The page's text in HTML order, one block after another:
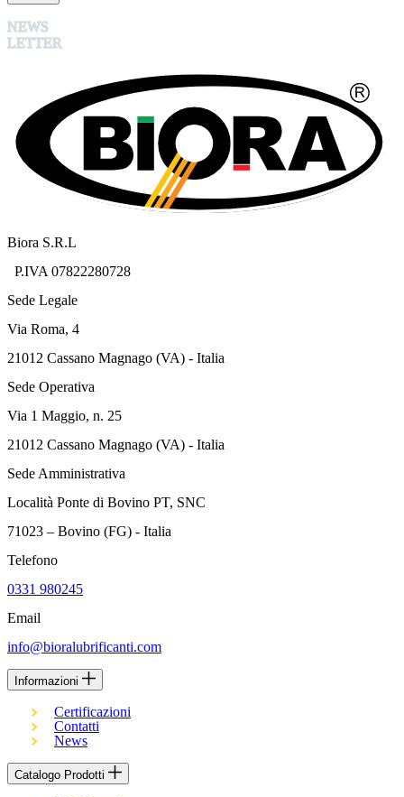
NEWS
LETTER
Biora S.R.L
P.IVA 07822280728
Sede Legale
Via Roma, 4
21012 Cassano Magnago (VA) - Italia
Sede Operativa
Via 1 Maggio, n. 25
21012 Cassano Magnago (VA) - Italia
Sede Amministrativa
Località Ponte di Bovino PT, SNC
71023 – Bovino (FG) - Italia
Telefono
0331 980245
Email
info@bioralubrificanti.com
Informazioni
Certificazioni
Contatti
News
Catalogo Prodotti